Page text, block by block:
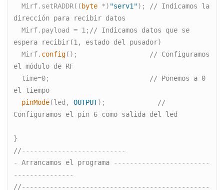
Mirf.setRADDR((byte *) "serv1");
// Indicamos la
dirección para recibir datos
Mirf.payload = 1; // Indicamos datos que se
espera recibir(1, estado del pusador)
Mirf. config();
// Configuramos
el módulo de RF
time=0;
// Ponemos a 0
el tiempo
pinMode(led, OUTPUT);
//
Configuramos el pin 6 como salida del led
//--------------------------
- Arrancamos el programa ------------------------
---------------
//-----------------------------------------------